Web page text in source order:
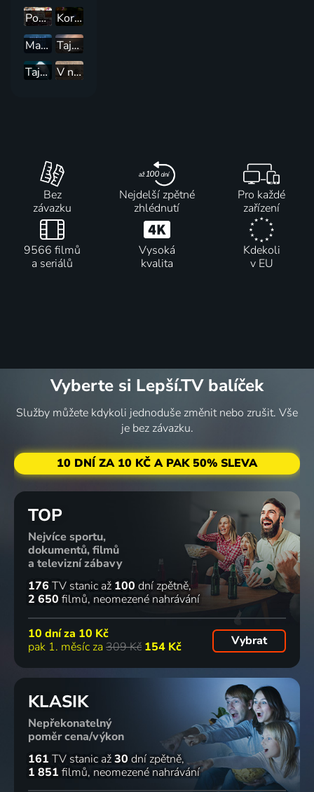
Podivuhodné přírodní úkazy
Korálové město
Magické hlubiny
Tajemství větru
Tajemství velrybího špiona
V noře sýčka králičího
Bez
závazku
Nejdelší zpětné
zhlédnutí
Pro každé
zařízení
9566 filmů
a seriálů
Vysoká
kvalita
Kdekoli
v EU
Vyberte si Lepší.TV balíček
Služby můžete kdykoli jednoduše změnit nebo zrušit. Vše
je bez závazku.
10 DNÍ ZA 10 KČ A PAK 50% SLEVA
TOP
Nejvíce sportu,
dokumentů, filmů
a televizní zábavy
176 TV stanic až 100 dní zpětně
2 650 filmů neomezené nahrávání
10 dní za 10 Kč
pak 1. měsíc za 309 Kč 154 Kč Vybrat
KLASIK
Nepřekonatelný
poměr cena/výkon
161 TV stanic až30 dní zpětně
1 851 filmů neomezené nahrávání